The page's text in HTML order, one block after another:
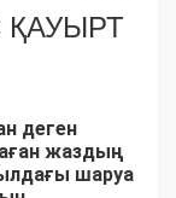
деген
жаздың
шаруа